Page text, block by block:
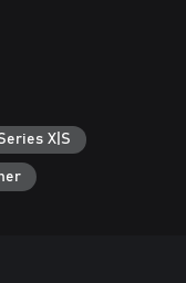
X|S